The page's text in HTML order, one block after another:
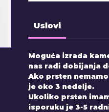
Uslovi
Moguća izrada
nas radi dobijanja
Ako prsten
je oko 3 nedelje.
Ukoliko prsten
isporuku je 3-5